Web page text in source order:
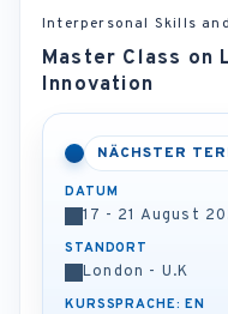
Interpersonal Skills
Master Class on
Innovation
NÄCHSTER
DATUM
17 - 21 August
STANDORT
London - U.K
KURSSPRACHE: EN